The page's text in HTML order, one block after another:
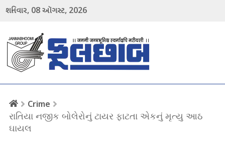
શનિવાર, 08ઑગસ્ટ, 2026
Crime
રાતિયા નજીક બોલેરોનું ટાયર ફાટતા એકનું મૃત્યુ આઠ
ઘાયલ